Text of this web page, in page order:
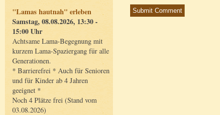
"Lamas hautnah" erleben
Samstag, 08.08.2026, 13:30 -
15:00 Uhr
Achtsame Lama-Begegnung mit
kurzem Lama-Spaziergang für alle
Generationen.
* Barrierefrei * Auch für Senioren
und für Kinder ab 4 Jahren
geeignet *
Noch 4 Plätze frei (Stand vom
03.08.2026)